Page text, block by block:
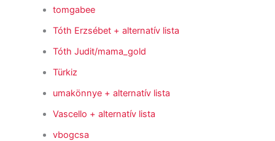
tomgabee
Tóth Erzsébet + alternatív lista
Tóth Judit/mama_gold
Türkiz
umakönnye + alternatív lista
Vascello + alternatív lista
vbogcsa